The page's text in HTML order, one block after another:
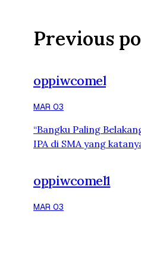
Previous
oppiwcomel
MAR 03
“Bangku Paling
IPA di SMA yang
ribut sendiri. Duduknya
bisa ngamatin semua
oppiwcomel1
MAR 03